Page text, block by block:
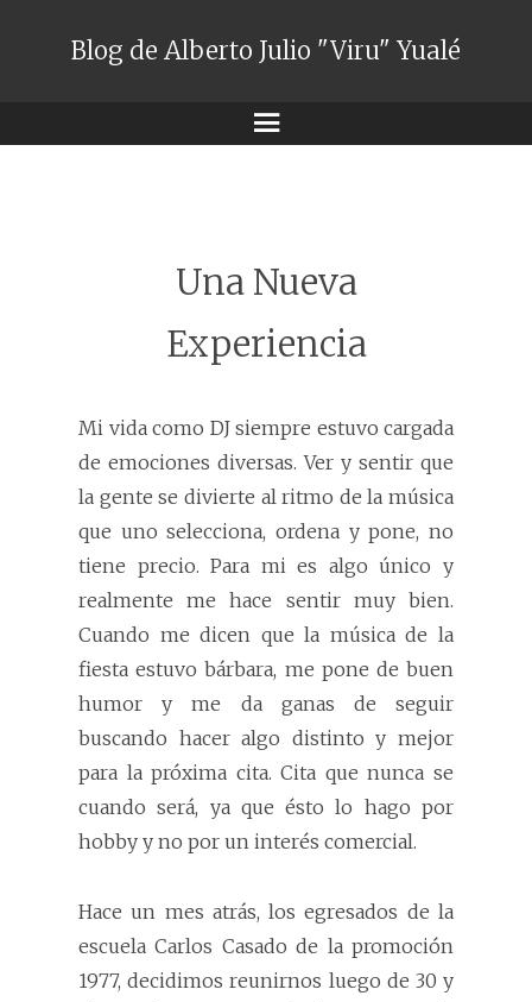
Blog de Alberto Julio "Viru" Yualé
Menú
Una Nueva
Experiencia
Mi vida como DJ siempre estuvo cargada
de emociones diversas. Ver y sentir que
la gente se divierte al ritmo de la música
que uno selecciona, ordena y pone, no
tiene precio. Para mi es algo único y
realmente me hace sentir muy bien.
Cuando me dicen que la música de la
fiesta estuvo bárbara, me pone de buen
humor y me da ganas de seguir
buscando hacer algo distinto y mejor
para la próxima cita. Cita que nunca se
cuando será, ya que ésto lo hago por
hobby y no por un interés comercial.
Hace un mes atrás, los egresados de la
escuela Carlos Casado de la promoción
1977, decidimos reunirnos luego de 30 y